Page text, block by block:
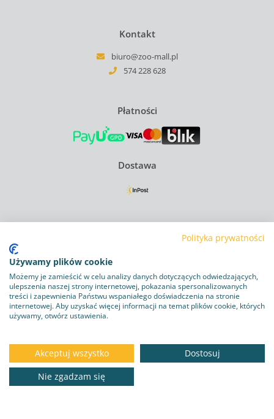
34.43 zł
Kontakt
biuro@zoo-mall.pl
574 228 628
Płatności
Dostawa
Polityka plików cookie
Obowiązek informacyjny RODO
Program lojalnościowy
Kontakt
Polityka prywatności
Używamy plików cookie
Możemy je zamieścić w celu analizy danych dotyczących odwiedzających,
ulepszenia naszej strony internetowej, pokazania spersonalizowanych
treści i zapewnienia Państwu wspaniałego doświadczenia na stronie
internetowej. Aby uzyskać więcej informacji na temat plików cookie, których
używamy, otwórz ustawienia.
Akceptuj wszystko
Dostosuj
Nie zgadzam się